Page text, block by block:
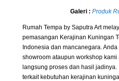
Galeri : Produk
Rumah Tempa by Saputra Art
pemasangan Kerajinan Kuningan
Indonesia dan mancanegara.
showroom ataupun workshop
langsung proses dan hasil
terkait kebutuhan kerajinan